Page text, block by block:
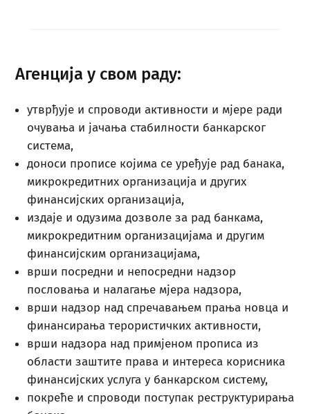
Агенција у свом раду:
утврђује и спроводи активности и мјере ради
очувања и јачања стабилности банкарског
система,
доноси прописе којима се уређује рад банака,
микрокредитних организација и других
финансијских организација,
издаје и одузима дозволе за рад банкама,
микрокредитним организацијама и другим
финансијским организацијама,
врши посредни и непосредни надзор
пословања и налагање мјера надзора,
врши надзор над спречавањем прања новца и
финансирања терористичких активности,
врши надзора над примјеном прописа из
области заштите права и интереса корисника
финансијских услуга у банкарском систему,
покреће и спроводи поступак реструктурирања